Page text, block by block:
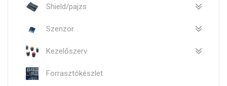
Shield/pajzs
Szenzor
Kezelőszerv
Forrasztókészlet